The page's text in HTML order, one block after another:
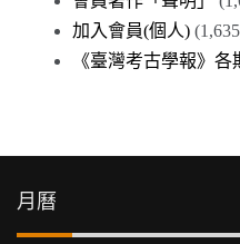
加入會員(個人)
《臺灣考古學報》各
月曆